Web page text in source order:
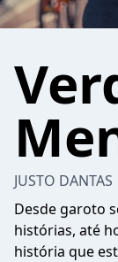
JUSTO DANTAS
Desde garoto
histórias, até
história que